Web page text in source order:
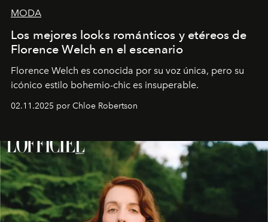
MODA
Los mejores looks románticos y etéreos de
Florence Welch en el escenario
Florence Welch es conocida por su voz única, pero su
icónico estilo bohemio-chic es insuperable.
02.11.2025 por Chloe Robertson